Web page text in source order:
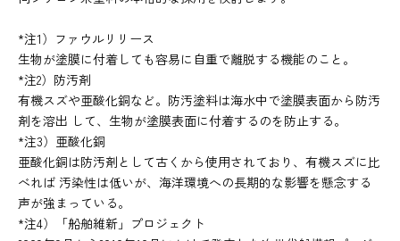
*注1）ファウルリリース
生物が塗膜に付着しても容易に自重で離脱する機能のこと。
*注2）防汚剤
有機スズや亜酸化銅など。防汚塗料は海水中で塗膜表面から防汚
剤を溶出 して、生物が塗膜表面に付着するのを防止する。
*注3）亜酸化銅
亜酸化銅は防汚剤として古くから使用されており、有機スズに比
べれば 汚染性は低いが、海洋環境への長期的な影響を懸念する
声が強まっている。
*注4）「船舶維新」プロジェクト